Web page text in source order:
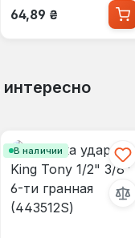
Обычная цена:
64,89 ₴
В наличии